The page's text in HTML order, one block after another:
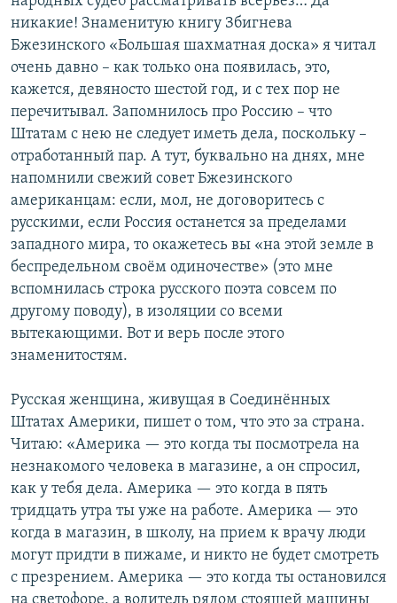
никакие! Знаменитую книгу Збигнева
Бжезинского «Большая шахматная доска» я читал
очень давно – как только она появилась, это,
кажется, девяносто шестой год, и с тех пор не
перечитывал. Запомнилось про Россию – что
Штатам с нею не следует иметь дела, поскольку –
отработанный пар. А тут, буквально на днях, мне
напомнили свежий совет Бжезинского
американцам: если, мол, не договоритесь с
русскими, если Россия останется за пределами
западного мира, то окажетесь вы «на этой земле в
беспредельном своём одиночестве» (это мне
вспомнилась строка русского поэта совсем по
другому поводу), в изоляции со всеми
вытекающими. Вот и верь после этого
знаменитостям.
Русская женщина, живущая в Соединённых
Штатах Америки, пишет о том, что это за страна.
Читаю: «Америка — это когда ты посмотрела на
незнакомого человека в магазине, а он спросил,
как у тебя дела. Америка — это когда в пять
тридцать утра ты уже на работе. Америка — это
когда в магазин, в школу, на прием к врачу люди
могут придти в пижаме, и никто не будет смотреть
с презрением. Америка — это когда ты остановился